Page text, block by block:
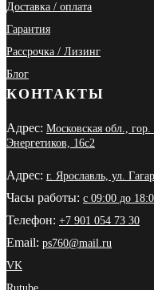
Доставка / оплата
Гарантия
Рассрочка / Лизинг
Блог
КОНТАКТЫ
Адрес: Московская обл.,
Энергетиков, 16с2
Адрес: г. Ярославль, ул.
Часы работы: с 09:00 до
Телефон: +7 901 054 73 30
Email: ps760@mail.ru
VK